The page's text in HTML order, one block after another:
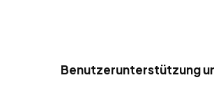
Benutzerunterstützung